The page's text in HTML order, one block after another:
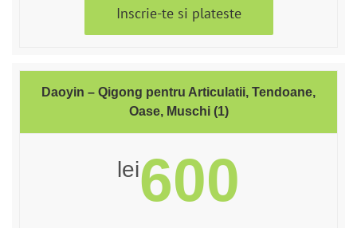
Inscrie-te si plateste
Daoyin – Qigong pentru Articulatii, Tendoane,
Oase, Muschi (1)
lei600